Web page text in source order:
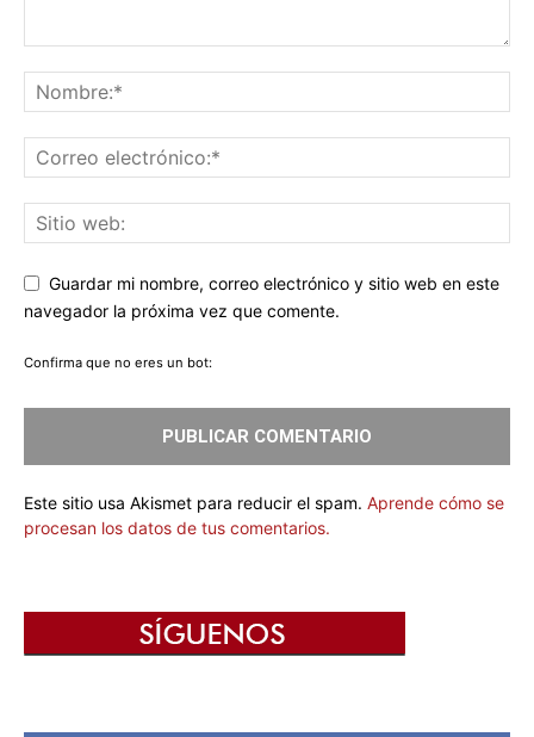
Guardar mi nombre, correo electrónico y sitio web en este
navegador la próxima vez que comente.
Confirma que no eres un bot:
Este sitio usa Akismet para reducir el spam. Aprende cómo se
procesan los datos de tus comentarios.